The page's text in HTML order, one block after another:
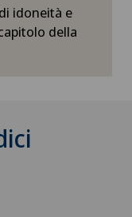
idoneità e
della